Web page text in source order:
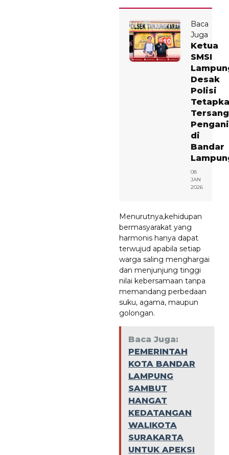
Baca
Juga
Ketua
SMSI
Desak
Polisi
di
Bandar
08
JAN
2026
Menurutnya,kehidupan
bermasyarakat yang
harmonis hanya dapat
terwujud apabila setiap
warga saling menghargai
dan menjunjung tinggi
nilai kebersamaan tanpa
memandang perbedaan
suku, agama, maupun
golongan.
Baca Juga:
PEMERINTAH
KOTA BANDAR
LAMPUNG
SAMBUT
HANGAT
KEDATANGAN
WALIKOTA
SURAKARTA
UNTUK APEKSI